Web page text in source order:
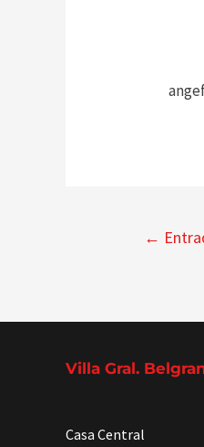
Navegación
←
Villa Gral.
Casa Central